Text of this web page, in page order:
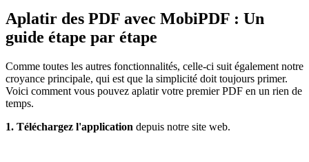
Aplatir des PDF avec MobiPDF : Un
guide étape par étape
Comme toutes les autres fonctionnalités, celle-ci suit également notre
croyance principale, qui est que la simplicité doit toujours primer.
Voici comment vous pouvez aplatir votre premier PDF en un rien de
temps.
1. Téléchargez l'application depuis notre site web.